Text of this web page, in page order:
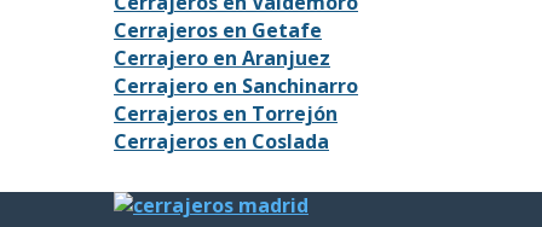
Cerrajeros en Getafe
Cerrajero en Aranjuez
Cerrajero en Sanchinarro
Cerrajeros en Torrejón
Cerrajeros en Coslada